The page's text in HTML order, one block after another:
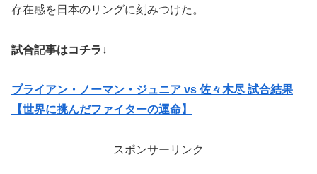
存在感を日本のリングに刻みつけた。
試合記事はコチラ↓
ブライアン・ノーマン・ジュニア vs 佐々木尽 試合結果
【世界に挑んだファイターの運命】
スポンサーリンク